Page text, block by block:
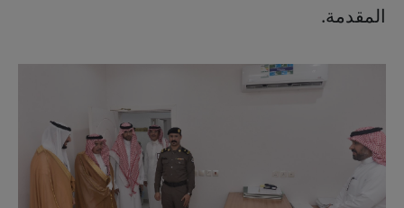
المقدمة.